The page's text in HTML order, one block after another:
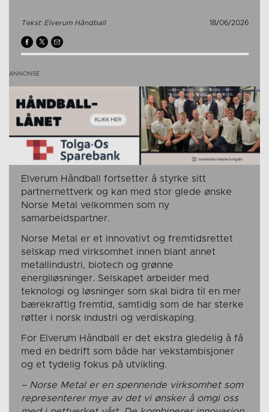
Tekst: Elverum Håndball 18/06/2026
Elverum Håndball fortsetter å styrke sitt
partnernettverk og kan med stor glede ønske
Norse Metal velkommen som ny
samarbeidspartner.
Norse Metal er et innovativt og fremtidsrettet
selskap med virksomhet innen blant annet
metallindustri, biotech og grønne
energiløsninger. Selskapet arbeider med
teknologi og løsninger som skal bidra til en mer
bærekraftig fremtid, samtidig som de har sterke
røtter i norsk industri og verdiskaping.
For Elverum Håndball er det ekstra gledelig å få
med en bedrift som både har vekstambisjoner
og et tydelig fokus på utvikling.
– Norse Metal er en spennende virksomhet som
representerer mye av det vi ønsker å omgi oss